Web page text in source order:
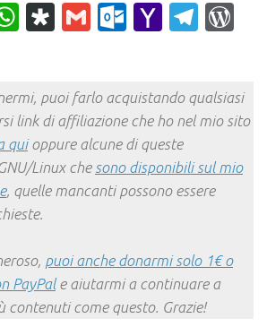
WhatsApp
Diaspora
Gmail Yahoo
puoi farlo acquistando qualsiasi
link di affiliazione che ho nel mio sito
quioppure alcune di queste
Linux che sono disponibili sul mio
, quelle mancanti possono essere
puoi anche donarmi solo 1€ o
PayPale aiutarmi a continuare a
contenuti come questo. Grazie!